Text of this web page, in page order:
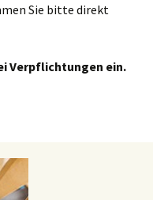
Sie bitte direkt
Verpflichtungen ein.